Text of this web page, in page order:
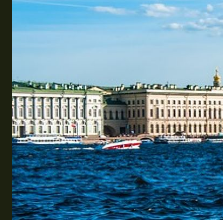
Кавказские Минеральные Воды
Калининград
Крым
Сочи
Египет
ОАЭ